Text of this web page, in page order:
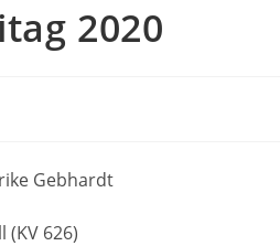
2020
Gebhardt
(KV 626)